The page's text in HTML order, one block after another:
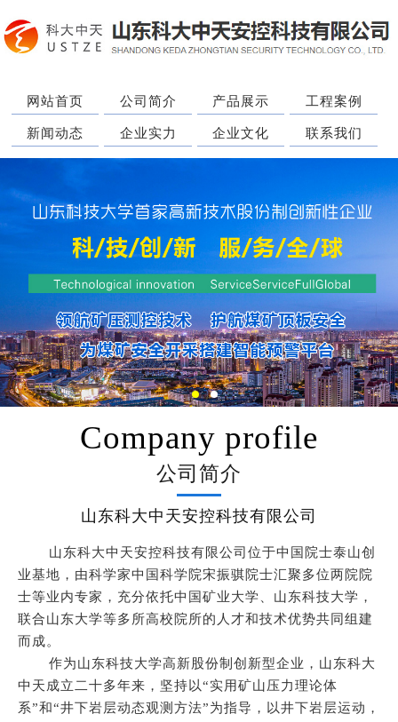
网站首页 公司简介 产品展示 工程案例
新闻动态 企业实力 企业文化 联系我们
Company profile
公司简介
山东科大中天安控科技有限公司
山东科大中天安控科技有限公司位于中国院士泰山创
业基地，由科学家中国科学院宋振骐院士汇聚多位两院院
士等业内专家，充分依托中国矿业大学、山东科技大学，
联合山东大学等多所高校院所的人才和技术优势共同组建
而成。
作为山东科技大学高新股份制创新型企业，山东科大
中天成立二十多年来，坚持以“实用矿山压力理论体
系”和“井下岩层动态观测方法”为指导，以井下岩层运动，